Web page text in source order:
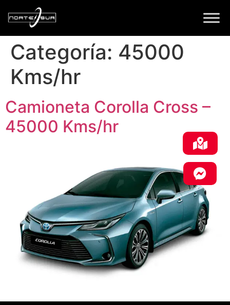
Categoría: 45000
Kms/hr
Camioneta Corolla Cross –
45000 Kms/hr